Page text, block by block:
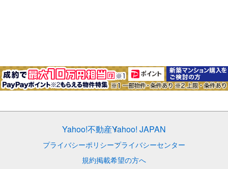
Yahoo!不動産Yahoo! JAPAN
プライバシーポリシープライバシーセンター
規約掲載希望の方へ